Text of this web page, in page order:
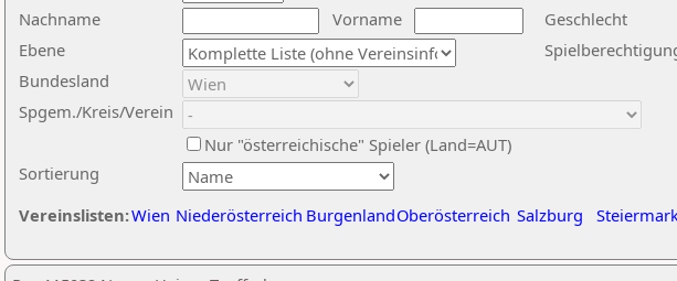
Nachname
Vorname
Ebene
Sortierung
Bundesland
Spgem./Kreis/Verein
Geschlecht
Nur "österreichische" Spieler (Land=AUT)
Vereinslisten:Wien Niederösterreich BurgenlandOberösterreich Salzburg